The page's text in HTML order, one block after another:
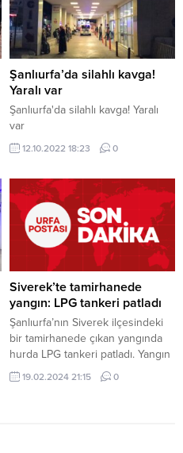
Şanlıurfa’da silahlı kavga!
Yaralı var
Şanlıurfa'da silahlı kavga! Yaralı
var
12.10.2022 18:23 0
Siverek’te tamirhanede
yangın: LPG tankeri patladı
Şanlıurfa’nın Siverek ilçesindeki
bir tamirhanede çıkan yangında
hurda LPG tankeri patladı. Yangın
kısa sürede tüm iş yerine sıçradı
19.02.2024 21:15 0